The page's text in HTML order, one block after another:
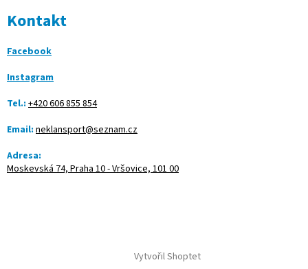
Kontakt
Facebook
Instagram
Tel.: +420 606 855 854
Email: neklansport@seznam.cz
Adresa:
Moskevská 74, Praha 10 - Vršovice, 101 00
Vytvořil Shoptet